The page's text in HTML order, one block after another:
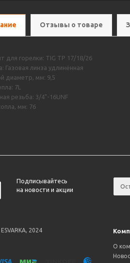
Отзывы о товаре
для горелки: TIG TP 17/18/26
Газовая линза удлинённая
диаметр, мм: 9,5
7L
резьба: 3/4"-16UNF
мм: 76
Подписывайтесь
на новости и акции
2024
О